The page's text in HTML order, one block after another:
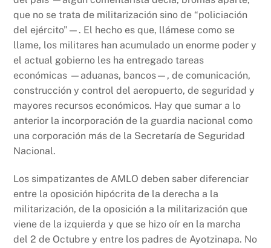
que no se trata de militarización sino de “policiación
del ejército”—. El hecho es que, llámese como se
llame, los militares han acumulado un enorme poder y
el actual gobierno les ha entregado tareas
económicas —aduanas, bancos—, de comunicación,
construcción y control del aeropuerto, de seguridad y
mayores recursos económicos. Hay que sumar a lo
anterior la incorporación de la guardia nacional como
una corporación más de la Secretaría de Seguridad
Nacional.
Los simpatizantes de AMLO deben saber diferenciar
entre la oposición hipócrita de la derecha a la
militarización, de la oposición a la militarización que
viene de la izquierda y que se hizo oír en la marcha
del 2 de Octubre y entre los padres de Ayotzinapa. No